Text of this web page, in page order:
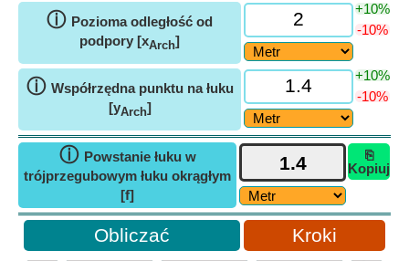
ⓘ Pozioma odległość od
podpory [xArch]
+10%
-10%
ⓘ Współrzędna punktu na łuku
[yArch]
+10%
-10%
ⓘ Powstanie łuku w
trójprzegubowym łuku okrągłym
[f]
⎘
Kopiuj
Kroki